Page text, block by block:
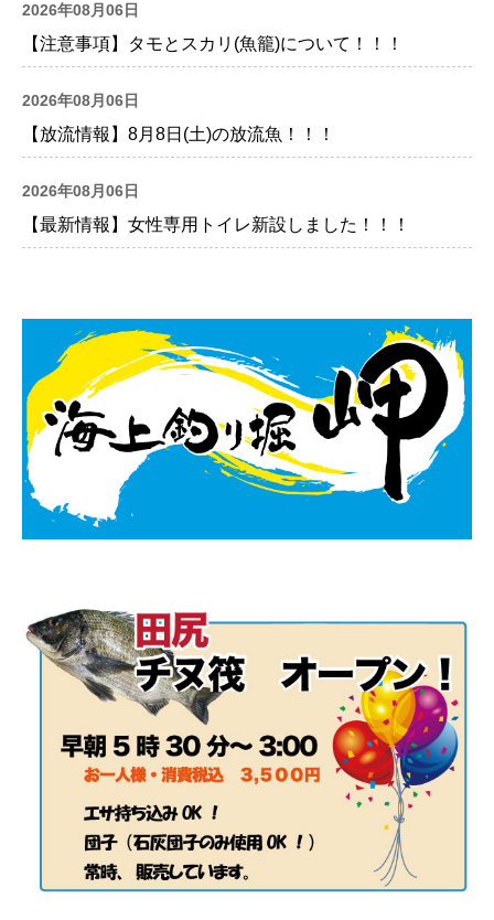
2026年08月06日
【注意事項】タモとスカリ(魚籠)について！！！
2026年08月06日
【放流情報】8月8日(土)の放流魚！！！
2026年08月06日
【最新情報】女性専用トイレ新設しました！！！